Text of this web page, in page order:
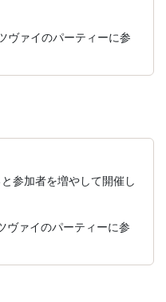
ァイのパーティーに参
参加者を増やして開催し
ァイのパーティーに参